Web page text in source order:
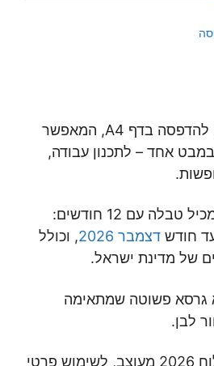
לוח שנה שנתי 2026 להדפסה בדף A4, המאפשר
אחד – לתכנון עבודה,
לוח 2026 להדפסה מכיל טבלה עם 12 חודשים:
חודש דצמבר 2026
, וכולל
של מדינת ישראל.
גרסא פשוטה שמתאימה
לבן.
הגרסא השנייה היא לוח 2026 מעוצב, לשימוש פרטי